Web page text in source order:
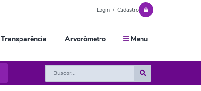
Login / Cadastro
Transparência Arvorômetro Menu